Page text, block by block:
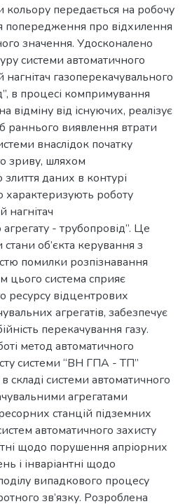
кольору передається на робочу
попередження про відхилення
значення. Удосконалено
системи автоматичного
газоперекачувального
в процесі компримування
відміну від існуючих, реалізує
раннього виявлення втрати
внаслідок початку
зриву, шляхом
даних в контурі
характеризують роботу
нагнітач
- трубопровід”. Це
об’єкта керування з
помилки розпізнавання
цього система сприяє
ресурсу відцентрових
агрегатів, забезпечує
перекачування газу.
метод автоматичного
системи “ВН ГПА - ТП”
складі системи автоматичного
агрегатами
станцій підземних
автоматичного захисту
щодо порушення апріорних
і інваріантні щодо
випадкового процесу
зв’язку. Розроблена